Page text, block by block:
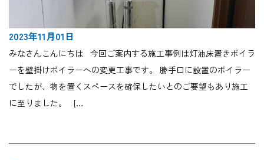
2023年11月01日
みなさんこんにちは 今回ご案内する施工事例は灯油床置きボイラ
ーを壁掛けボイラーへの変更工事です。 勝手口に設置のボイラー
でしたが、物を置くスペースを確保したいとのご要望もあり施工
に至りました。 […